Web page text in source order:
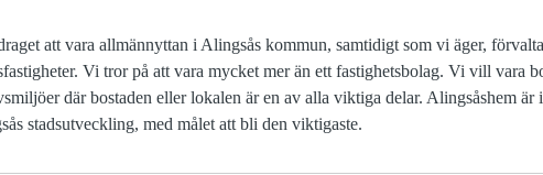
att vara allmännyttan i Alingsås kommun, samtidigt som vi äger,
Vi tror på att vara mycket mer än ett fastighetsbolag. Vi vill vara
där bostaden eller lokalen är en av alla viktiga delar. Alingsåshem är
stadsutveckling, med målet att bli den viktigaste.